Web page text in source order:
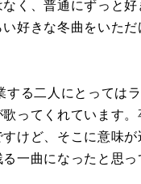
く、普通にずっと好
い好きな冬曲をいた
する二人にとっては
ってくれています
けど、そこに意味が
一曲になったと思っ